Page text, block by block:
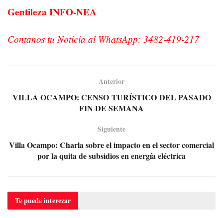
Gentileza INFO-NEA
Contanos tu Noticia al WhatsApp: 3482-419-217
Anterior
VILLA OCAMPO: CENSO TURÍSTICO DEL PASADO
FIN DE SEMANA
Siguiente
Villa Ocampo: Charla sobre el impacto en el sector comercial
por la quita de subsidios en energía eléctrica
Te puedeinterezar